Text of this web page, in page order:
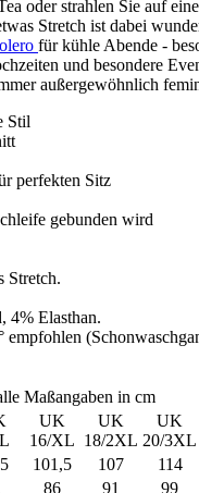
oder strahlen Sie auf
Stretch ist dabei
für kühle Abende -
und besondere
außergewöhnlich
Stil
perfekten Sitz
gebunden wird
Stretch.
4% Elasthan.
empfohlen
Maßangaben in cm
UK
16/XL
UK
18/2XL
UK
20/3XL
101,5 107
114
86 91
99